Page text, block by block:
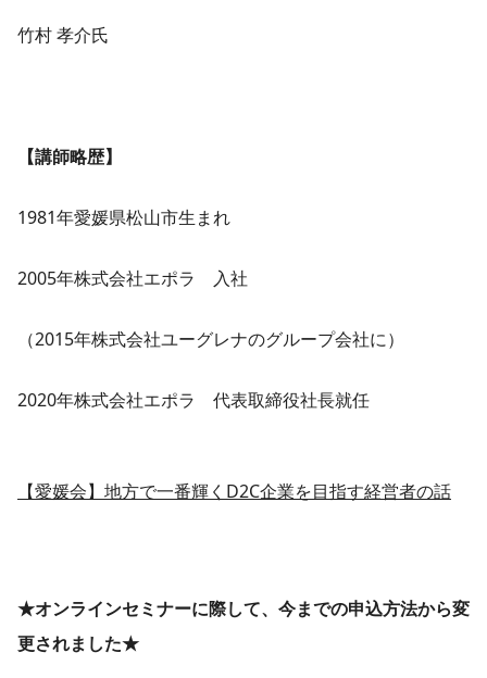
竹村 孝介氏
【講師略歴】
1981年愛媛県松山市生まれ
2005年株式会社エポラ 入社
（2015年株式会社ユーグレナのグループ会社に）
2020年株式会社エポラ 代表取締役社長就任
【愛媛会】地方で一番輝くD2C企業を目指す経営者の話
★オンラインセミナーに際して、今までの申込方法から変
更されました★